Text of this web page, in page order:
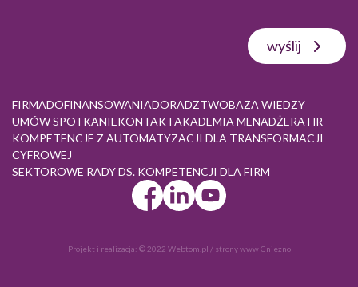
wyślij
FIRMADOFINANSOWANIADORADZTWOBAZA WIEDZY
UMÓW SPOTKANIEKONTAKTAKADEMIA MENADŻERA HR
KOMPETENCJE Z AUTOMATYZACJI DLA TRANSFORMACJI
CYFROWEJ
SEKTOROWE RADY DS. KOMPETENCJI DLA FIRM
Projekt i realizacja: © 2022 Webtom.pl / strony www Gniezno